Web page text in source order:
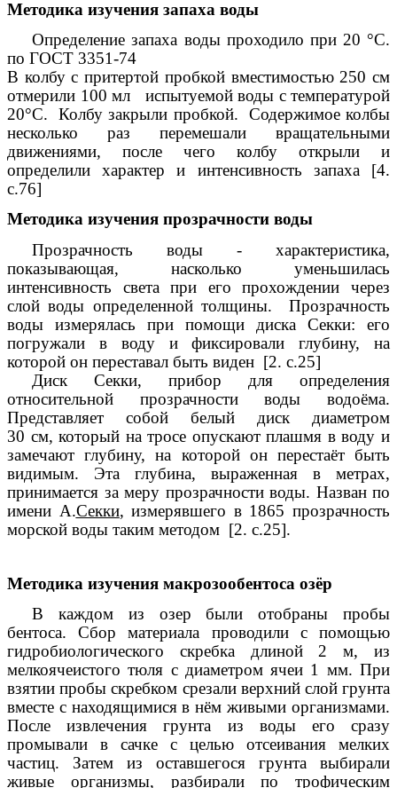
Методика изучения запаха воды
Определение запаха воды проходило при 20 °С.
по ГОСТ 3351-74
В колбу с притертой пробкой вместимостью 250 см
отмерили 100 мл испытуемой воды с температурой
20°С. Колбу закрыли пробкой. Содержимое колбы
несколько раз перемешали вращательными
движениями, после чего колбу открыли и
определили характер и интенсивность запаха [4.
с.76]
Методика изучения прозрачности воды
Прозрачность воды - характеристика,
показывающая, насколько уменьшилась
интенсивность света при его прохождении через
слой воды определенной толщины. Прозрачность
воды измерялась при помощи диска Секки: его
погружали в воду и фиксировали глубину, на
которой он переставал быть виден [2. с.25]
Диск Секки, прибор для определения
относительной прозрачности воды водоёма.
Представляет собой белый диск диаметром
30 см, который на тросе опускают плашмя в воду и
замечают глубину, на которой он перестаёт быть
видимым. Эта глубина, выраженная в метрах,
принимается за меру прозрачности воды. Назван по
имени А.Секки, измерявшего в 1865 прозрачность
морской воды таким методом [2. с.25].
Методика изучения макрозообентоса озёр
В каждом из озер были отобраны пробы
бентоса. Сбор материала проводили с помощью
гидробиологического скребка длиной 2 м, из
мелкоячеистого тюля с диаметром ячеи 1 мм. При
взятии пробы скребком срезали верхний слой грунта
вместе с находящимися в нём живыми организмами.
После извлечения грунта из воды его сразу
промывали в сачке с целью отсеивания мелких
частиц. Затем из оставшегося грунта выбирали
живые организмы, разбирали по трофическим